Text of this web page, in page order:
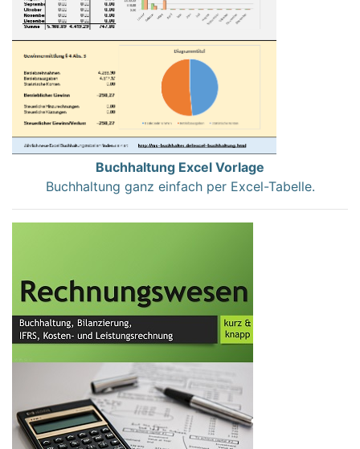
Buchhaltung Excel Vorlage
Buchhaltung ganz einfach per Excel-Tabelle.